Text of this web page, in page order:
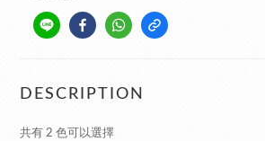
DESCRIPTION
共有 2 色可以選擇